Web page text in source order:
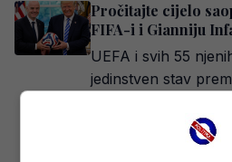
Pročitajte cijelo
FIFA-i i Gianniju
UEFA i svih 55
jedinstven stav